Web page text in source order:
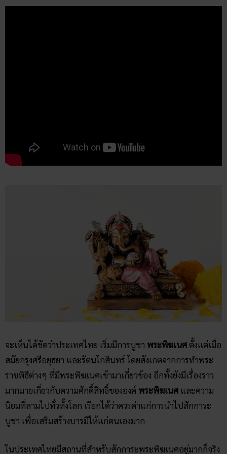
จะเห็นได้ชัดว่าประเทศไทย เริ่มมีการบูชา พระพิฆเนศ ตั้งแต่เมื่อ
สมัยกรุงศรีอยุธยา และรัตนโกสินทร์ โดยสังเกตจากการทำพระ
ราชพิธีต่างๆ ที่มีพระพิฆเนศเข้ามาเกี่ยวข้อง อีกทั้งยังมีเรื่องราว
มากมายเกี่ยวกับความศักดิ์สิทธิ์ขององค์ พระพิฆเนศ และความ
นิยมที่ลามไปทั่วทั้งโลก เรียกได้ว่าควรค่าแก่การนำไปสักการะ
บูชา เพื่อเสริมสร้างบารมีให้แก่ตนเองมาก
ในประเทศไทยมีสถานที่สำหรับสักการะพระพิฆเนศอยู่มากก็จริง